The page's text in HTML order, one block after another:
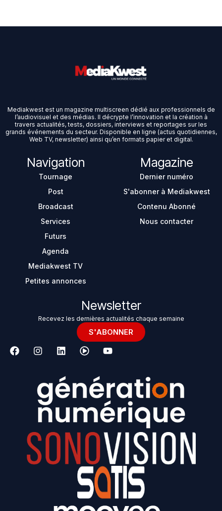
Mediakwest est un magazine multiscreen dédié aux professionnels de
l’audiovisuel et des médias. Il décrypte l’innovation et la création à
travers actualités, tests, dossiers, interviews et reportages sur les
grands événements du secteur. Disponible en ligne (actus quotidiennes,
Web TV, newsletter) ainsi qu’en formats papier et digital.
Navigation
Tournage
Post
Broadcast
Services
Futurs
Agenda
Mediakwest TV
Petites annonces
Magazine
Dernier numéro
S'abonner à Mediakwest
Contenu Abonné
Nous contacter
Newsletter
Recevez les dernières actualités chaque semaine
S'ABONNER